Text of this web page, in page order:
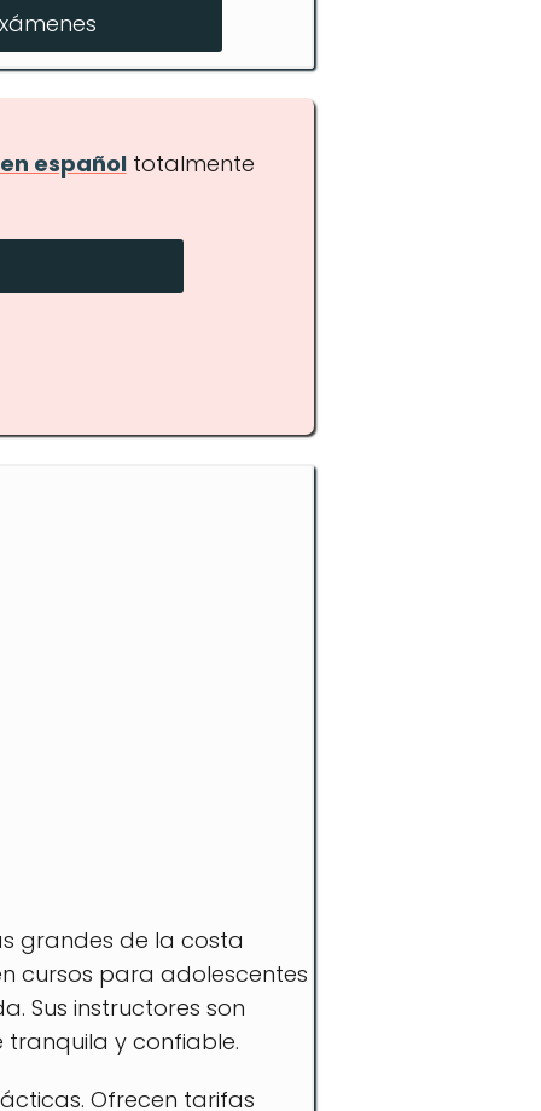
españoltotalmente
grandes de la costa
cursos para adolescentes
Sus instructores son
y confiable.
Ofrecen tarifas